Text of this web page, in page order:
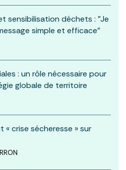
sensibilisation déchets : "Je
simple et efficace"
: un rôle nécessaire pour
globale de territoire
« crise sécheresse » sur